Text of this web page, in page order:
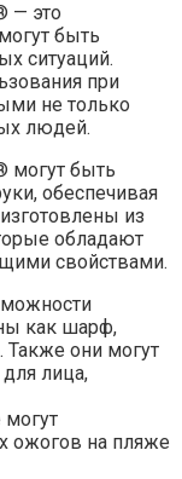
— это
быть
ситуаций.
при
не только
людей.
могут быть
обеспечивая
из
обладают
свойствами.
как шарф,
Также они могут
лица,
ожогов на пляже